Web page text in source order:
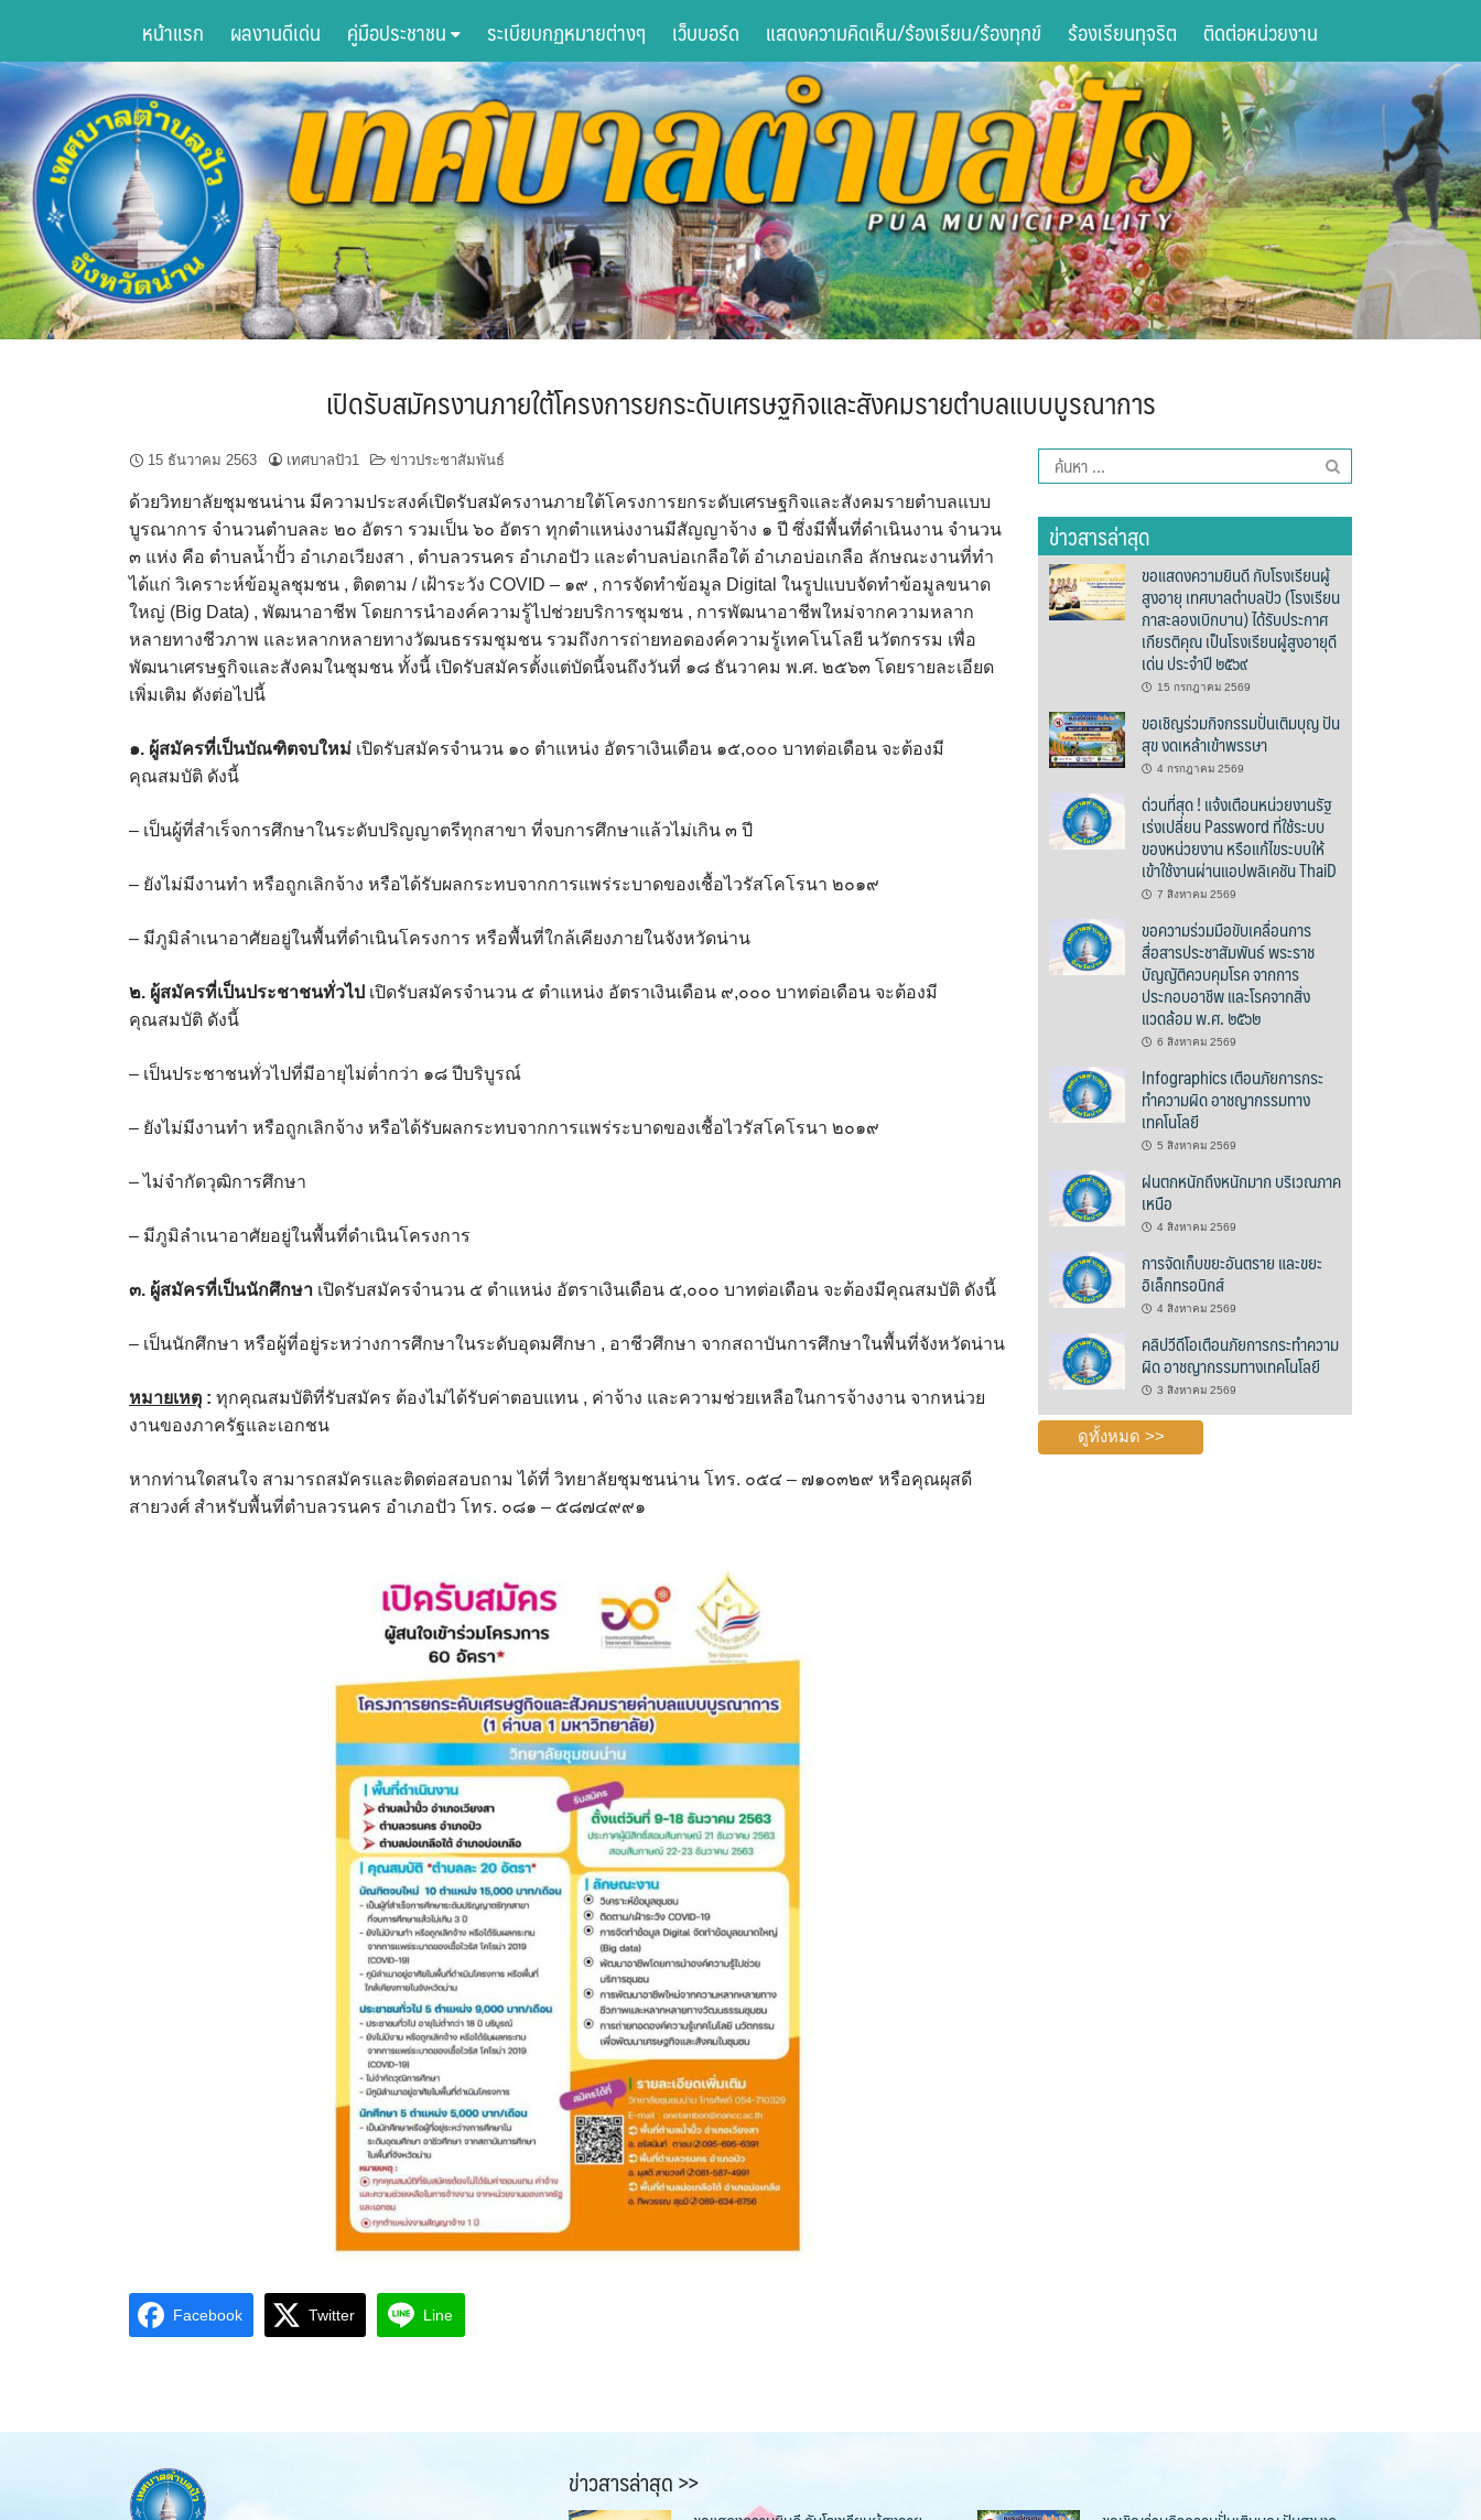
content
หน้าแรก ผลงานดีเด่น คู่มือประชาชน ระเบียบกฏหมายต่างๆ เว็บบอร์ด แสดงความคิดเห็น/ร้องเรียน/ร้องทุกข์ ร้องเรียนทุจริต ติดต่อหน่วยงาน
เปิดรับสมัครงานภายใต้โครงการยกระดับเศรษฐกิจและสังคมรายตำบลแบบบูรณาการ
15 ธันวาคม 2563 เทศบาลปัว1 ข่าวประชาสัมพันธ์
ด้วยวิทยาลัยชุมชนน่าน มีความประสงค์เปิดรับสมัครงานภายใต้โครงการยกระดับเศรษฐกิจและสังคมรายตำบลแบบ
บูรณาการ จำนวนตำบลละ ๒๐ อัตรา รวมเป็น ๖๐ อัตรา ทุกตำแหน่งงานมีสัญญาจ้าง ๑ ปี ซึ่งมีพื้นที่ดำเนินงาน จำนวน
๓ แห่ง คือ ตำบลน้ำปั้ว อำเภอเวียงสา , ตำบลวรนคร อำเภอปัว และตำบลบ่อเกลือใต้ อำเภอบ่อเกลือ ลักษณะงานที่ทำ
ได้แก่ วิเคราะห์ข้อมูลชุมชน , ติดตาม / เฝ้าระวัง COVID – ๑๙ , การจัดทำข้อมูล Digital ในรูปแบบจัดทำข้อมูลขนาด
ใหญ่ (Big Data) , พัฒนาอาชีพ โดยการนำองค์ความรู้ไปช่วยบริการชุมชน , การพัฒนาอาชีพใหม่จากความหลาก
หลายทางชีวภาพ และหลากหลายทางวัฒนธรรมชุมชน รวมถึงการถ่ายทอดองค์ความรู้เทคโนโลยี นวัตกรรม เพื่อ
พัฒนาเศรษฐกิจและสังคมในชุมชน ทั้งนี้ เปิดรับสมัครตั้งแต่บัดนี้จนถึงวันที่ ๑๘ ธันวาคม พ.ศ. ๒๕๖๓ โดยรายละเอียด
เพิ่มเติม ดังต่อไปนี้
๑. ผู้สมัครที่เป็นบัณฑิตจบใหม่ เปิดรับสมัครจำนวน ๑๐ ตำแหน่ง อัตราเงินเดือน ๑๕,๐๐๐ บาทต่อเดือน จะต้องมี
คุณสมบัติ ดังนี้
– เป็นผู้ที่สำเร็จการศึกษาในระดับปริญญาตรีทุกสาขา ที่จบการศึกษาแล้วไม่เกิน ๓ ปี
– ยังไม่มีงานทำ หรือถูกเลิกจ้าง หรือได้รับผลกระทบจากการแพร่ระบาดของเชื้อไวรัสโคโรนา ๒๐๑๙
– มีภูมิลำเนาอาศัยอยู่ในพื้นที่ดำเนินโครงการ หรือพื้นที่ใกล้เคียงภายในจังหวัดน่าน
๒. ผู้สมัครที่เป็นประชาชนทั่วไป เปิดรับสมัครจำนวน ๕ ตำแหน่ง อัตราเงินเดือน ๙,๐๐๐ บาทต่อเดือน จะต้องมี
คุณสมบัติ ดังนี้
– เป็นประชาชนทั่วไปที่มีอายุไม่ต่ำกว่า ๑๘ ปีบริบูรณ์
– ยังไม่มีงานทำ หรือถูกเลิกจ้าง หรือได้รับผลกระทบจากการแพร่ระบาดของเชื้อไวรัสโคโรนา ๒๐๑๙
– ไม่จำกัดวุฒิการศึกษา
– มีภูมิลำเนาอาศัยอยู่ในพื้นที่ดำเนินโครงการ
๓. ผู้สมัครที่เป็นนักศึกษา เปิดรับสมัครจำนวน ๕ ตำแหน่ง อัตราเงินเดือน ๕,๐๐๐ บาทต่อเดือน จะต้องมีคุณสมบัติ ดังนี้
– เป็นนักศึกษา หรือผู้ที่อยู่ระหว่างการศึกษาในระดับอุดมศึกษา , อาชีวศึกษา จากสถาบันการศึกษาในพื้นที่จังหวัดน่าน
หมายเหตุ : ทุกคุณสมบัติที่รับสมัคร ต้องไม่ได้รับค่าตอบแทน , ค่าจ้าง และความช่วยเหลือในการจ้างงาน จากหน่วย
งานของภาครัฐและเอกชน
หากท่านใดสนใจ สามารถสมัครและติดต่อสอบถาม ได้ที่ วิทยาลัยชุมชนน่าน โทร. ๐๕๔ – ๗๑๐๓๒๙ หรือคุณผุสดี
สายวงศ์ สำหรับพื้นที่ตำบลวรนคร อำเภอปัว โทร. ๐๘๑ – ๕๘๗๔๙๙๑
Facebook Twitter Line
ค้นหา
สำหรับ:
ข่าวสารล่าสุด
ขอแสดงความยินดี กับโรงเรียนผู้
สูงอายุ เทศบาลตำบลปัว (โรงเรียน
กาสะลองเบิกบาน) ได้รับประกาศ
เกียรติคุณ เป็นโรงเรียนผู้สูงอายุดี
เด่น ประจำปี ๒๕๖๙
15 กรกฎาคม 2569
ขอเชิญร่วมกิจกรรมปั่นเติมบุญ ปัน
สุข งดเหล้าเข้าพรรษา
4 กรกฎาคม 2569
ด่วนที่สุด ! แจ้งเตือนหน่วยงานรัฐ
เร่งเปลี่ยน Password ที่ใช้ระบบ
ของหน่วยงาน หรือแก้ไขระบบให้
เข้าใช้งานผ่านแอปพลิเคชัน ThaiD
7 สิงหาคม 2569
ขอความร่วมมือขับเคลื่อนการ
สื่อสารประชาสัมพันธ์ พระราช
บัญญัติควบคุมโรค จากการ
ประกอบอาชีพ และโรคจากสิ่ง
แวดล้อม พ.ศ. ๒๕๖๒
6 สิงหาคม 2569
Infographics เตือนภัยการกระ
ทำความผิด อาชญากรรมทาง
เทคโนโลยี
5 สิงหาคม 2569
ฝนตกหนักถึงหนักมาก บริเวณภาค
เหนือ
4 สิงหาคม 2569
การจัดเก็บขยะอันตราย และขยะ
อิเล็กทรอนิกส์
4 สิงหาคม 2569
คลิปวีดีโอเตือนภัยการกระทำความ
ผิด อาชญากรรมทางเทคโนโลยี
3 สิงหาคม 2569
ดูทั้งหมด >>
ข่าวสารล่าสุด >>